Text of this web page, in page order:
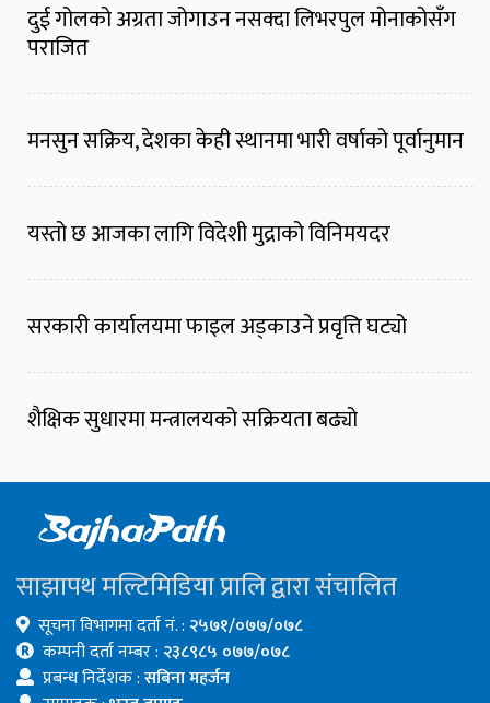
दुई गोलको अग्रता जोगाउन नसक्दा लिभरपुल मोनाकोसँग
पराजित
मनसुन सक्रिय, देशका केही स्थानमा भारी वर्षाको पूर्वानुमान
यस्तो छ आजका लागि विदेशी मुद्राको विनिमयदर
सरकारी कार्यालयमा फाइल अड्काउने प्रवृत्ति घट्यो
शैक्षिक सुधारमा मन्त्रालयको सक्रियता बढ्यो
साझापथ मल्टिमिडिया प्रालि द्वारा संचालित
सूचना विभागमा दर्ता नं. : २५७१/०७७/०७८
कम्पनी दर्ता नम्बर : २३८९८५ ०७७/०७८
प्रबन्ध निर्देशक :सबिना महर्जन